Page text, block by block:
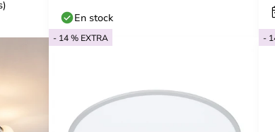
En stock
- 14 % EXTRA -